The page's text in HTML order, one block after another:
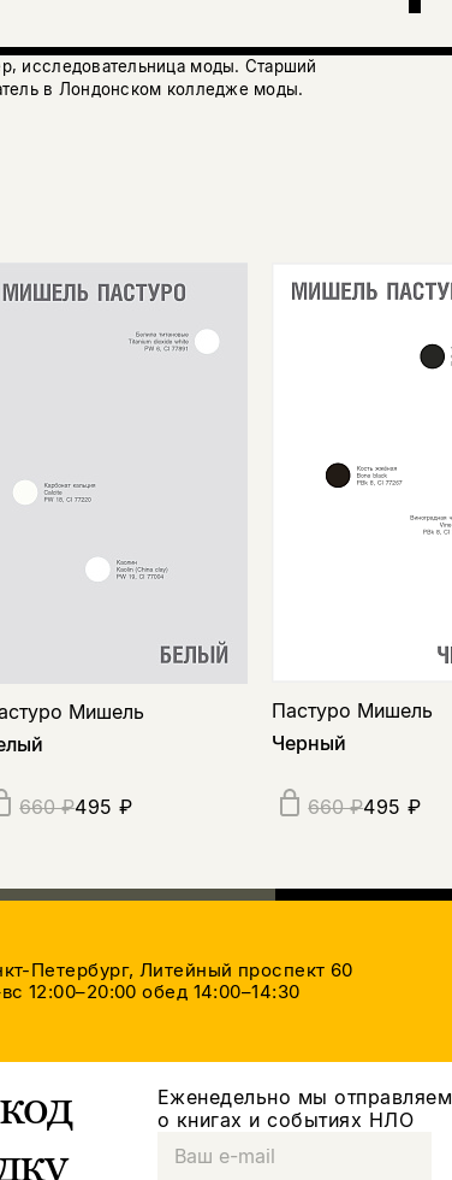
исследовательница моды. Старший
в Лондонском колледже моды.
Мишель
660 ₽495 ₽
Пастуро Мишель
Черный
660 ₽495 ₽
Петербург, Литейный проспект 60
12:00–20:00обед 14:00–14:30
Еженедельно мы
о книгах и событиях НЛО